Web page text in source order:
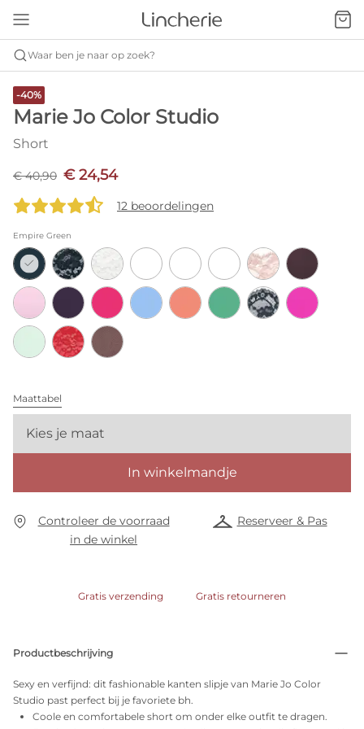
Waar ben je naar op zoek?
-40%
Marie Jo Color Studio
Short
€ 40,90 € 24,54
12 beoordelingen
Empire Green
Maattabel
Kies je maat
In winkelmandje
Controleer de voorraad
in de winkel
Reserveer & Pas
Gratis verzending Gratis retourneren
Productbeschrijving
Sexy en verfijnd: dit fashionable kanten slipje van Marie Jo Color
Studio past perfect bij je favoriete bh.
Coole en comfortabele short om onder elke outfit te dragen.